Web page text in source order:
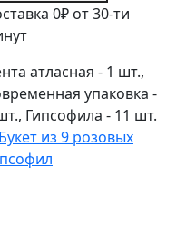
0₽ от 30-ти
атласная - 1 шт.,
упаковка -
Гипсофила - 11 шт.